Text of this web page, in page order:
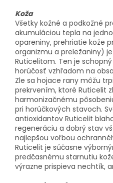
Koža
Všetky kožné a podkožné
akumuláciou tepla na
opareniny, prehriatie kože
organizmu a preležaniny)
Ruticelitom. Ten je
horúčosť vzhľadom na
Zle sa hojace rany môžu
prekrvením, ktoré Ruticelit
harmonizačnému
pri horúčkových stavoch.
antioxidantov Ruticelit
regeneráciu a dobrý stav
najlepšou voľbou
Ruticelit je súčasne
predčasnému starnutiu
výrazne prispieva nechtík,